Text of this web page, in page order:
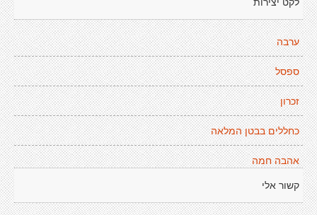
ערבה
ספסל
זכרון
כחללים בבטן המלאה
אהבה חמה
קשור אלי